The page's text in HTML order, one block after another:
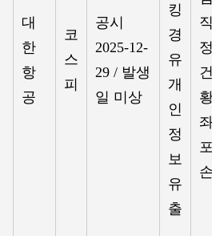
대
한
항
공
코
스
피
공시
2025-12-
29 / 발생
일 미상
킹
경
유
개
인
정
보
유
출